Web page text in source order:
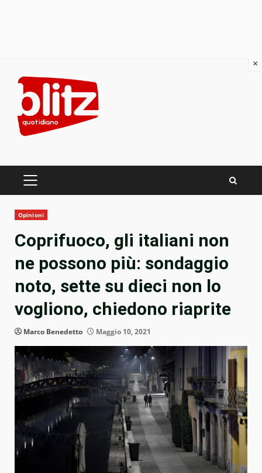
content
PRIMARY
Opinioni
Coprifuoco, gli italiani non
ne possono più: sondaggio
noto, sette su dieci non lo
vogliono, chiedono riaprite
Marco Benedetto Maggio 10, 2021
×